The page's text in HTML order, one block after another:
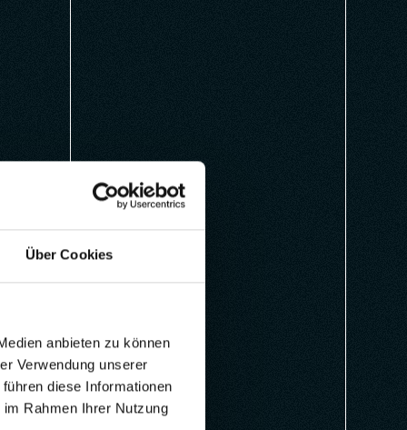
Über Cookies
anbieten zu können
Verwendung unserer
diese Informationen
Rahmen Ihrer Nutzung